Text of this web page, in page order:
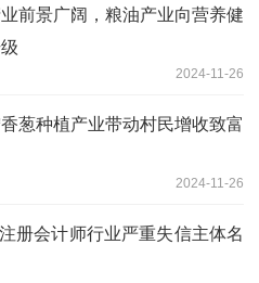
前景广阔，粮油产业向营养健
2024-11-26
葱种植产业带动村民增收致富
2024-11-26
册会计师行业严重失信主体名